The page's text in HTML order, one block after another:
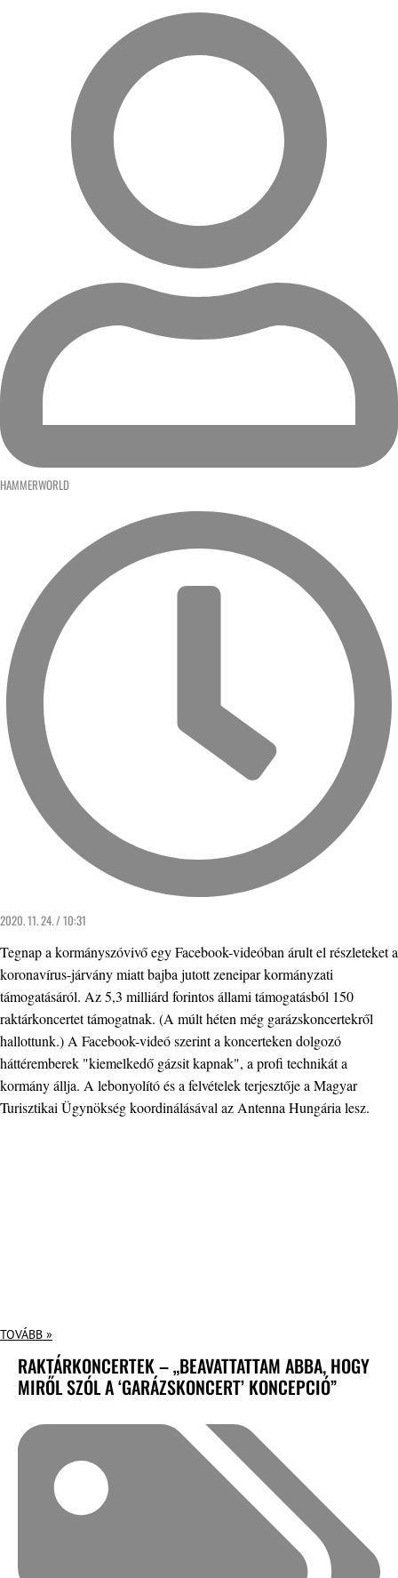
HAMMERWORLD
2020. 11. 24. / 10:31
Tegnap a kormányszóvivő egy Facebook-videóban árult el részleteket a
koronavírus-járvány miatt bajba jutott zeneipar kormányzati
támogatásáról. Az 5,3 milliárd forintos állami támogatásból 150
raktárkoncertet támogatnak. (A múlt héten még garázskoncertekről
hallottunk.) A Facebook-videó szerint a koncerteken dolgozó
háttéremberek "kiemelkedő gázsit kapnak", a profi technikát a
kormány állja. A lebonyolító és a felvételek terjesztője a Magyar
Turisztikai Ügynökség koordinálásával az Antenna Hungária lesz.
TOVÁBB »
RAKTÁRKONCERTEK – „BEAVATTATTAM ABBA, HOGY
MIRŐL SZÓL A ‘GARÁZSKONCERT’ KONCEPCIÓ”